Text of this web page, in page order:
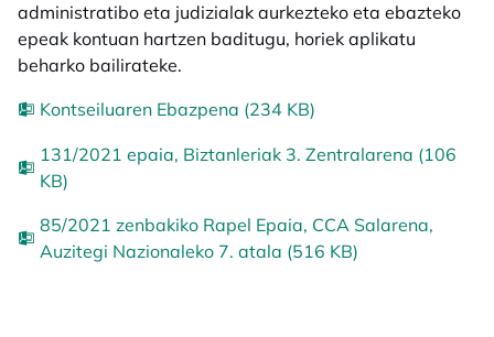
administratibo eta judizialak aurkezteko eta ebazteko
epeak kontuan hartzen baditugu, horiek aplikatu
beharko bailirateke.
Kontseiluaren Ebazpena (234 KB)
131/2021 epaia, Biztanleriak 3. Zentralarena (106
KB)
85/2021 zenbakiko Rapel Epaia, CCA Salarena,
Auzitegi Nazionaleko 7. atala (516 KB)